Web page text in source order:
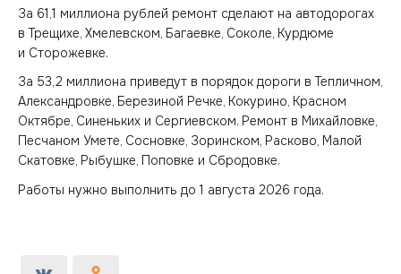
За 61,1 миллиона рублей ремонт сделают на автодорогах
в Трещихе, Хмелевском, Багаевке, Соколе, Курдюме
и Сторожевке.
За 53,2 миллиона приведут в порядок дороги в Тепличном,
Александровке, Березиной Речке, Кокурино, Красном
Октябре, Синеньких и Сергиевском. Ремонт в Михайловке,
Песчаном Умете, Сосновке, Зоринском, Расково, Малой
Скатовке, Рыбушке, Поповке и Сбродовке.
Работы нужно выполнить до 1 августа 2026 года.